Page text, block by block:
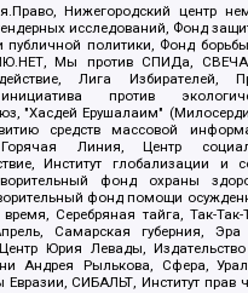
Нижегородский центр
исследований, Фонд
публичной политики, Фонд
Мы против СПИДа, СВЕЧА,
Лига Избирателей,
против
"Хасдей Ерушалаим"
средств массовой
Линия, Центр
Институт глобализации и
фонд охраны
фонд помощи
Серебряная тайга, Так-
Самарская губерния,
Юрия Левады,
Андрея Рылькова, Сфера,
СИБАЛЬТ, Институт прав